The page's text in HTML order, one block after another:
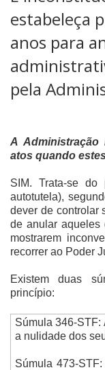
estabeleça
anos para
pela
A
atos quando
SIM. Trata-se
autotutela),
dever de controlar
de anular aqueles
mostrarem
recorrer ao Poder
Existem duas
princípio:
Súmula 346-
a nulidade dos
Súmula 473-